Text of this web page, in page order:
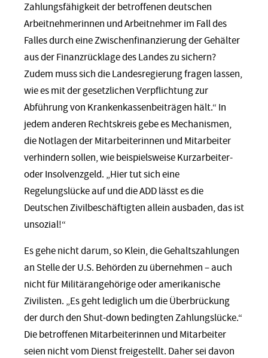
Zahlungsfähigkeit der betroffenen deutschen
Arbeitnehmerinnen und Arbeitnehmer im Fall des
Falles durch eine Zwischenfinanzierung der Gehälter
aus der Finanzrücklage des Landes zu sichern?
Zudem muss sich die Landesregierung fragen lassen,
wie es mit der gesetzlichen Verpflichtung zur
Abführung von Krankenkassenbeiträgen hält.“ In
jedem anderen Rechtskreis gebe es Mechanismen,
die Notlagen der Mitarbeiterinnen und Mitarbeiter
verhindern sollen, wie beispielsweise Kurzarbeiter-
oder Insolvenzgeld. „Hier tut sich eine
Regelungslücke auf und die ADD lässt es die
Deutschen Zivilbeschäftigten allein ausbaden, das ist
unsozial!“
Es gehe nicht darum, so Klein, die Gehaltszahlungen
an Stelle der U.S. Behörden zu übernehmen – auch
nicht für Militärangehörige oder amerikanische
Zivilisten. „Es geht lediglich um die Überbrückung
der durch den Shut-down bedingten Zahlungslücke.“
Die betroffenen Mitarbeiterinnen und Mitarbeiter
seien nicht vom Dienst freigestellt. Daher sei davon